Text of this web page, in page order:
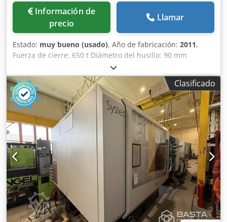
Información de
precio
Llamar
Estado: muy bueno (usado), Año de fabricación: 2011,
Fuerza de cierre: 650 t Diámetro del husillo: 90 mm
Distancia entre columnas V: 960 mm Distancia entre
columnas H: 1100 mm Volumen de inyección: 2740 cm³
Tipo: Horizontal Accionamiento: Hidráulico Robot lineal
VIPER 40 disponible La máquina tiene aprox. 61.600 horas
de funcionamiento. 6 tiradores de núcleo en la placa
móvil, Dedpfx Aoy Uffhjqqsck 2 tiradores de núcleo y 4
válvulas en cascada en la placa fija.
Clasificado